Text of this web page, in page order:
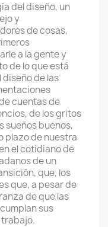
del diseño, un
y
de cosas,
a la gente y
de lo que está
diseño de las
cuentas de
de los gritos
sueños buenos,
plazo de nuestra
el cotidiano de
de un
que, los
que, a pesar de
de que las
sus